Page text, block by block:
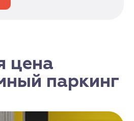
цена
паркинг